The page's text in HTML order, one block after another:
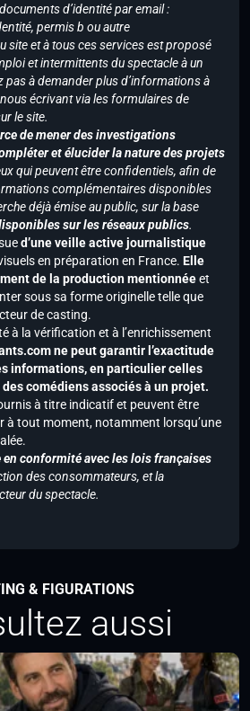
d’identité par email :
permis b ou autre
site et à tous ces services est proposé
et intermittents du spectacle à un
pas à demander plus d’informations à
écrivant via les formulaires de
le site.
de mener des investigations
et élucider la nature des projets
qui peuvent être confidentiels, afin de
complémentaires disponibles
déjà émise au public, sur la base
sur les réseaux publics.
d’une veille active journalistique
en préparation en France. Elle
de la production mentionnéeet
sous sa forme originelle telle que
de casting.
à la vérification et à l’enrichissement
ne peut garantir l’exactitude
informations, en particulier celles
comédiens associés à un projet.
à titre indicatif et peuvent être
à tout moment, notamment lorsqu’une
conformité avec les lois françaises
des consommateurs, et la
du spectacle.
& FIGURATIONS
aussi